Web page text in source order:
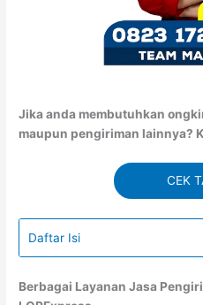
Jika anda membutuhkan
maupun pengiriman lainnya?
CEK
Daftar Isi
Berbagai Layanan Jasa